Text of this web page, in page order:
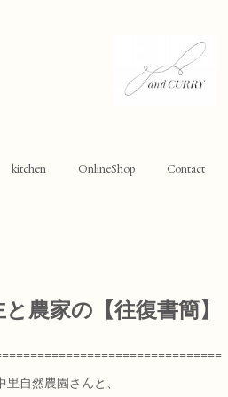
kitchen OnlineShop Contact
農家の【往復書簡】
自然農園さんと、